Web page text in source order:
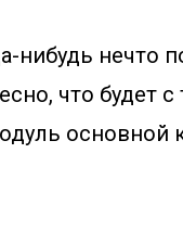
нечто
что будет
основной